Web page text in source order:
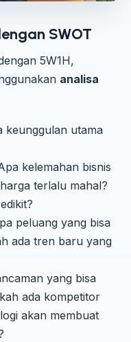
SWOT
5W1H,
analisa
keunggulan utama
kelemahan bisnis
terlalu mahal?
peluang yang bisa
ada tren baru yang
yang bisa
ada kompetitor
akan membuat